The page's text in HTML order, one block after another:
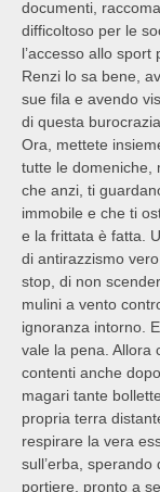
documenti,
difficoltoso per le
l’accesso allo
Renzi lo sa bene,
sue fila e avendo
di questa
Ora, mettete
tutte le domeniche,
che anzi, ti
immobile e che ti
e la frittata è fatta.
di antirazzismo
stop, di non
mulini a vento
ignoranza intorno.
vale la pena. Allora
contenti anche
magari tante
propria terra
respirare la vera
sull’erba, sperando
portiere, pronto a